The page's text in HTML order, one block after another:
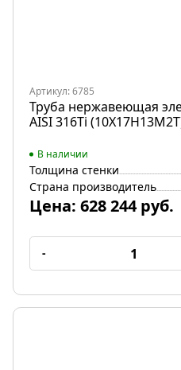
Артикул: 6785
Труба нержавеющая
AISI 316Ti
В наличии
Толщина стенки
Страна производитель
Цена: 628 244 руб.
-